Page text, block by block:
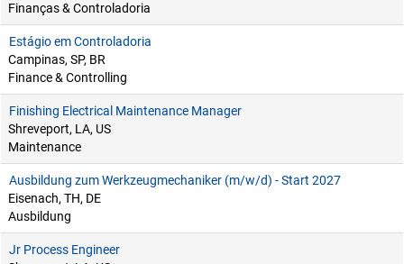
Finanças & Controladoria
Estágio em Controladoria
Campinas, SP, BR
Finance & Controlling
Finishing Electrical Maintenance Manager
Shreveport, LA, US
Maintenance
Ausbildung zum Werkzeugmechaniker (m/w/d) - Start 2027
Eisenach, TH, DE
Ausbildung
Jr Process Engineer